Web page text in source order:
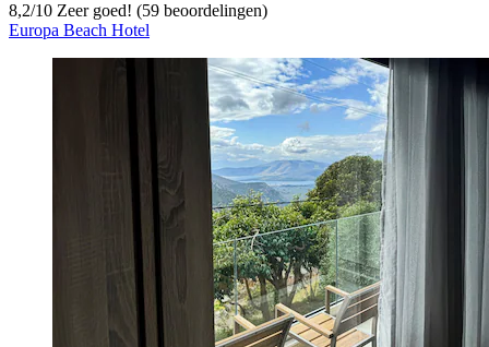
8,2/10 Zeer goed! (59 beoordelingen)
Europa Beach Hotel